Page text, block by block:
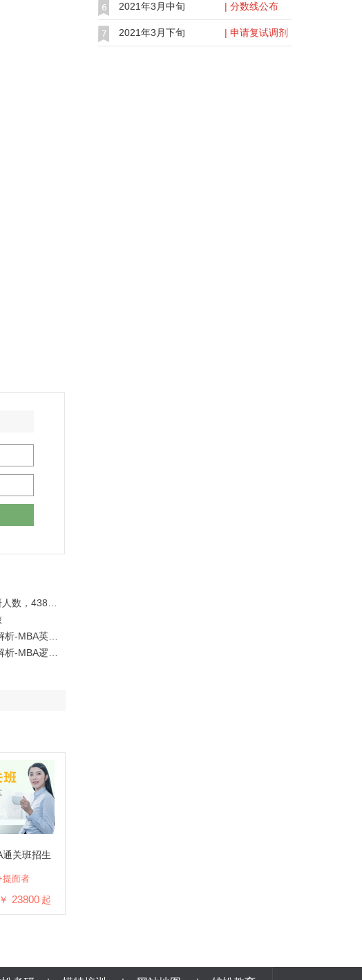
关班招生
提面者
￥ 23800 起
2021年3月中旬 | 分数线公布
2021年3月下旬 | 申请复试调剂